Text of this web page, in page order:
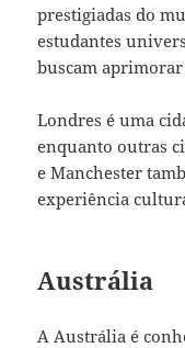
prestigiadas do
estudantes
buscam
Londres é uma
enquanto outras
e Manchester
experiência
Austrália
A Austrália é